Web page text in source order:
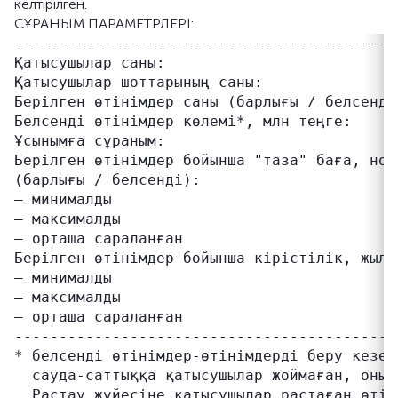
келтірілген.
СҰРАНЫМ ПАРАМЕТРЛЕРІ:
Қатысушылар саны:
Қатысушылар шоттарының саны:
Берілген өтінімдер саны (барлығы /
Белсенді өтінімдер көлемі*, млн
Ұсынымға сұраным:
Берілген өтінімдер бойынша "таза" баға,
(барлығы / белсенді):
– минималды
– максималды
– орташа сараланған
Берілген өтінімдер бойынша кірістілік,
– минималды
– максималды
– орташа сараланған
* белсенді өтінімдер-өтінімдерді беру
сауда-саттыққа қатысушылар жоймаған,